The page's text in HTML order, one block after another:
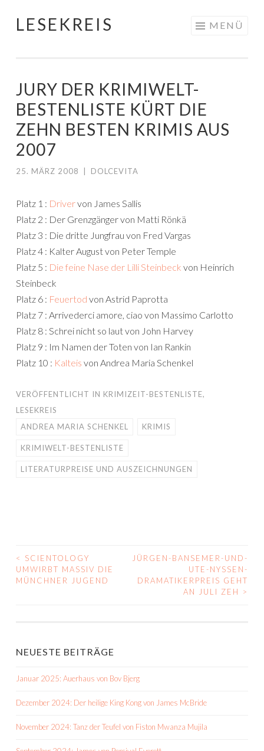
Springe
LESEKREIS MENÜ
JURY DER KRIMIWELT-
BESTENLISTE KÜRT DIE
ZEHN BESTEN KRIMIS AUS
2007
25. MÄRZ 2008 DOLCEVITA
Platz 1 : Drivervon James Sallis
Platz 2 : Der Grenzgänger von Matti Rönkä
Platz 3 : Die dritte Jungfrau von Fred Vargas
Platz 4 : Kalter August von Peter Temple
Platz 5 : Die feine Nase der Lilli Steinbeck von Heinrich
Steinbeck
Platz 6 : Feuertod von Astrid Paprotta
Platz 7 : Arrivederci amore, ciao von Massimo Carlotto
Platz 8 : Schrei nicht so laut von John Harvey
Platz 9 : Im Namen der Toten von Ian Rankin
Platz 10 : Kalteis von Andrea Maria Schenkel
VERÖFFENTLICHT IN KRIMIZEIT-BESTENLISTE,
LESEKREIS
ANDREA MARIA SCHENKEL
KRIMIS
KRIMIWELT-BESTENLISTE
LITERATURPREISE UND AUSZEICHNUNGEN
BEITRAGS-
NAVIGATION
<
SCIENTOLOGY
UMWIRBT MASSIV DIE
MÜNCHNER JUGEND
JÜRGEN-BANSEMER-UND-
UTE-NYSSEN-
DRAMATIKERPREIS GEHT
AN JULI ZEH
>
NEUESTE BEITRÄGE
Januar 2025: Auerhaus von Bov Bjerg
Dezember 2024: Der heilige King Kong von James McBride
November 2024: Tanz der Teufel von Fiston Mwanza Mujila